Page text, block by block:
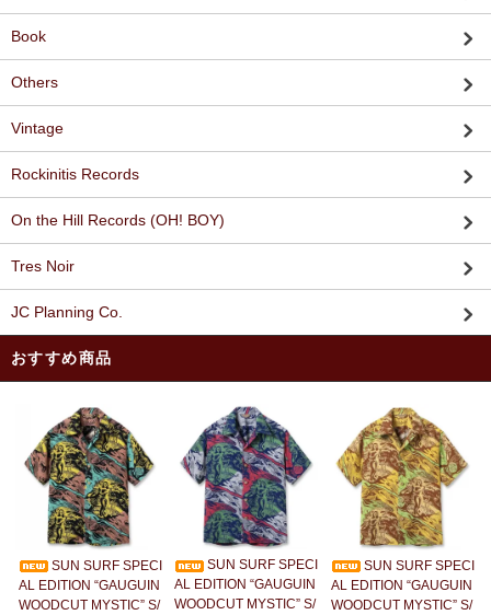
Book
Others
Vintage
Rockinitis Records
On the Hill Records (OH! BOY)
Tres Noir
JC Planning Co.
おすすめ商品
SUN SURF SPECI
AL EDITION “GAUGUIN
WOODCUT MYSTIC” S/
SUN SURF SPECI
AL EDITION “GAUGUIN
WOODCUT MYSTIC” S/
SUN SURF SPECI
AL EDITION “GAUGUIN
WOODCUT MYSTIC” S/